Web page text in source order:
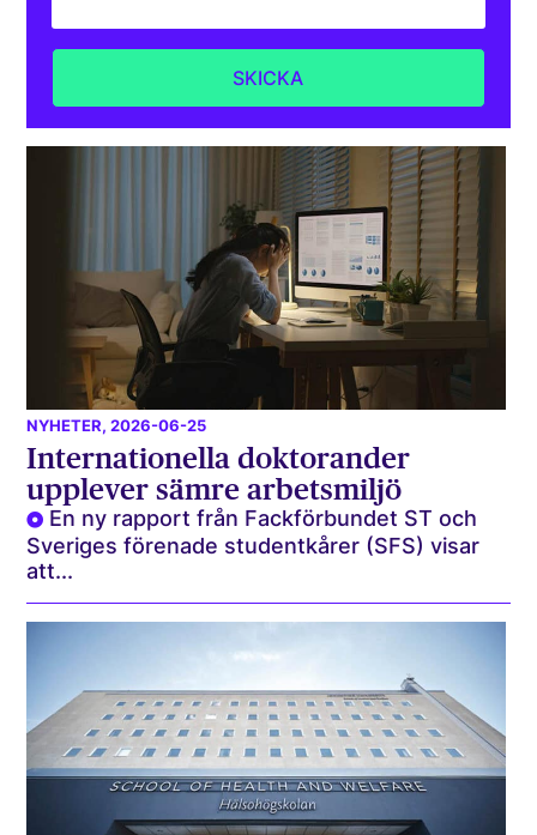
NYHETER, 2026-06-25
Internationella doktorander
upplever sämre arbetsmiljö
En ny rapport från Fackförbundet ST och
Sveriges förenade studentkårer (SFS) visar
att...